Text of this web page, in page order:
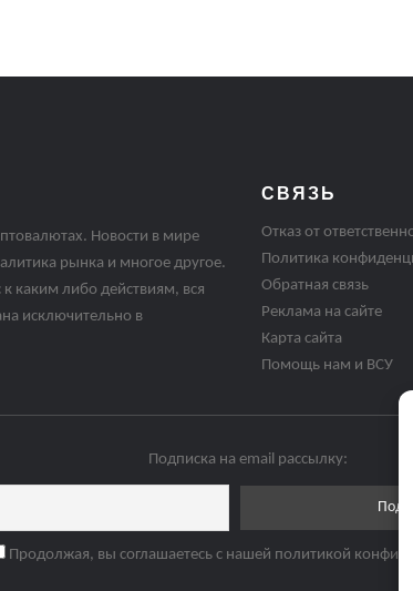
Новости в мире
рынка и многое другое.
каким либо действиям, вся
исключительно в
СВЯЗЬ
Отказ от
Политика
Обратная связь
Реклама на сайте
Карта сайта
Помощь нам и ВСУ
Подписка на email рассылку:
Продолжая, вы соглашаетесь с нашей политикой